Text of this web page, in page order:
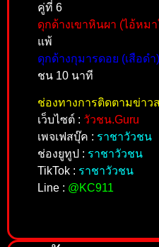
คู่ที่ 6
ดุกด้างเขาหินผา (ไอ้หม
แพ้
ดุกด้างกุมารดอย (เสือดำ)
ชน 10 นาที
ช่องทางการติดตามข่าว
เว็บไซต์ : วัวชน.Guru
เพจเฟสบุ๊ค : ราชาวัวชน
ช่องยูทูป : ราชาวัวชน
TikTok : ราชาวัวชน
Line : @KC911